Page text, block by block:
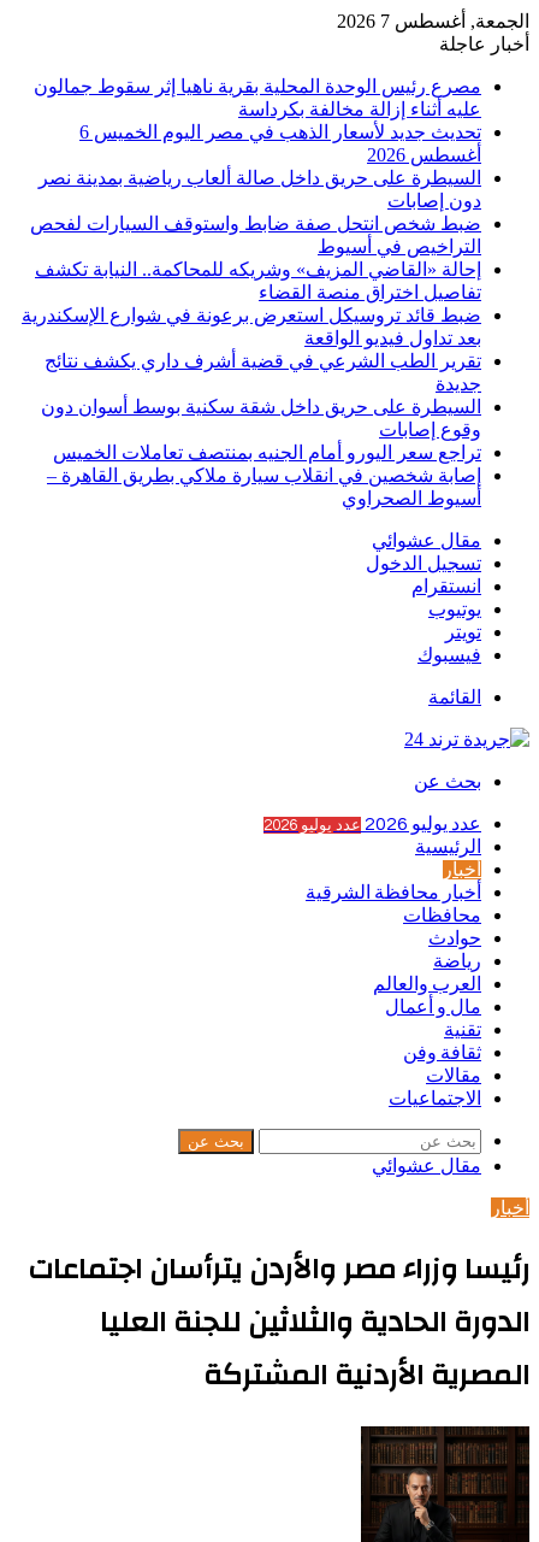
الجمعة, أغسطس 7 2026
أخبار عاجلة
مصرع رئيس الوحدة المحلية بقرية ناهيا إثر سقوط جمالون
عليه أثناء إزالة مخالفة بكرداسة
تحديث جديد لأسعار الذهب في مصر اليوم الخميس 6
أغسطس 2026
السيطرة على حريق داخل صالة ألعاب رياضية بمدينة نصر
دون إصابات
ضبط شخص انتحل صفة ضابط واستوقف السيارات لفحص
التراخيص في أسيوط
إحالة «القاضي المزيف» وشريكه للمحاكمة.. النيابة تكشف
تفاصيل اختراق منصة القضاء
ضبط قائد تروسيكل استعرض برعونة في شوارع الإسكندرية
بعد تداول فيديو الواقعة
تقرير الطب الشرعي في قضية أشرف داري يكشف نتائج
جديدة
السيطرة على حريق داخل شقة سكنية بوسط أسوان دون
وقوع إصابات
تراجع سعر اليورو أمام الجنيه بمنتصف تعاملات الخميس
إصابة شخصين في انقلاب سيارة ملاكي بطريق القاهرة –
أسيوط الصحراوي
مقال عشوائي
تسجيل الدخول
انستقرام
يوتيوب
تويتر
فيسبوك
القائمة
بحث عن
عدد يوليو 2026 عدد يوليو 2026
الرئيسية
أخبار
أخبار محافظة الشرقية
محافظات
حوادث
رياضة
العرب والعالم
مال و أعمال
تقنية
ثقافة وفن
مقالات
الاجتماعيات
بحث عن
مقال عشوائي
أخبار
رئيسا وزراء مصر والأردن يترأسان اجتماعات
الدورة الحادية والثلاثين للجنة العليا
المصرية الأردنية المشتركة